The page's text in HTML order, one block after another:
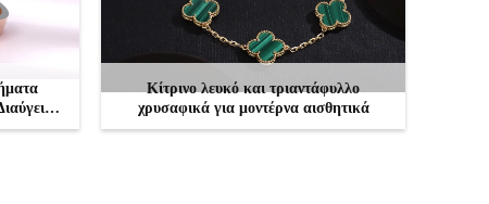
Κίτρινο λευκό και τριαντάφυλλο
χρυσαφικά για μοντέρνα αισθητικά